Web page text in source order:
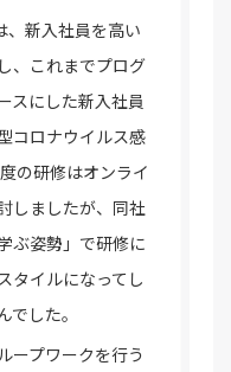
、新入社員を高い
、これまでプログ
スにした新入社員
コロナウイルス感
の研修はオンライ
しましたが、同社
ぶ姿勢」で研修に
タイルになってし
した。
ープワークを行う